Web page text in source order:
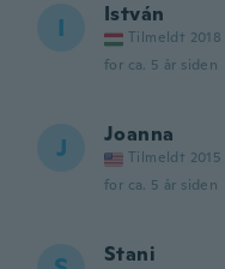
I István
Tilmeldt 2018
for ca. 5 år siden
J Joanna
Tilmeldt 2015
for ca. 5 år siden
Stani